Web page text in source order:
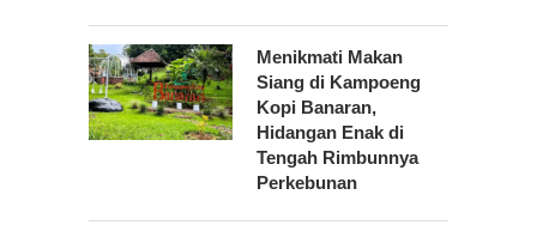
Menikmati Makan
Siang di Kampoeng
Kopi Banaran,
Hidangan Enak di
Tengah Rimbunnya
Perkebunan